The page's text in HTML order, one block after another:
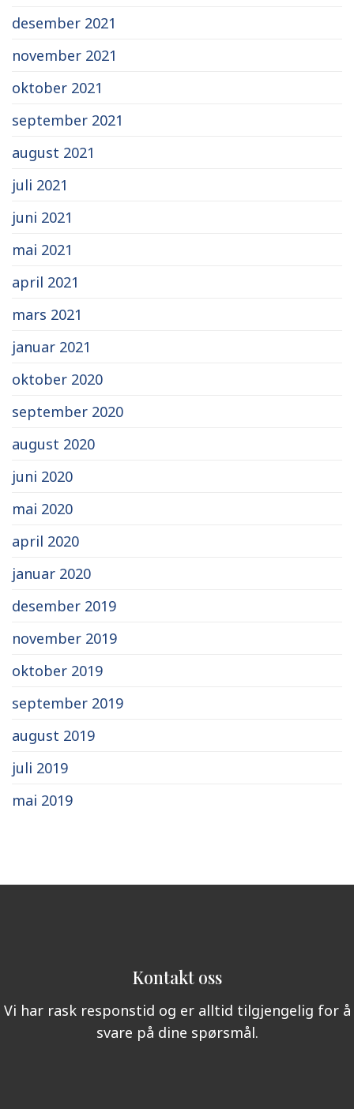
desember 2021
november 2021
oktober 2021
september 2021
august 2021
juli 2021
juni 2021
mai 2021
april 2021
mars 2021
januar 2021
oktober 2020
september 2020
august 2020
juni 2020
mai 2020
april 2020
januar 2020
desember 2019
november 2019
oktober 2019
september 2019
august 2019
juli 2019
mai 2019
Kontakt oss
Vi har rask responstid og er alltid tilgjengelig for å
svare på dine spørsmål.